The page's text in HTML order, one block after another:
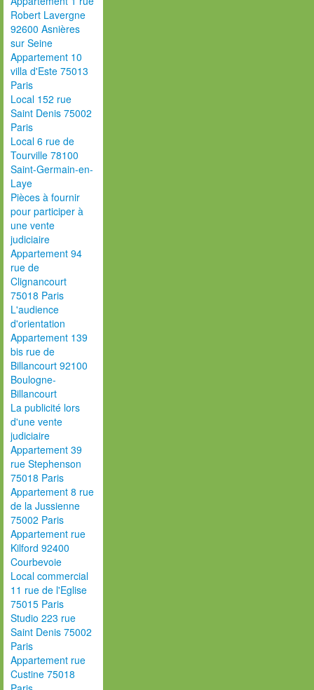
Robert Lavergne
92600 Asnières
sur Seine
Appartement 10
villa d'Este 75013
Paris
Local 152 rue
Saint Denis 75002
Paris
Local 6 rue de
Tourville 78100
Saint-Germain-en-
Laye
Pièces à fournir
pour participer à
une vente
judiciaire
Appartement 94
rue de
Clignancourt
75018 Paris
L'audience
d'orientation
Appartement 139
bis rue de
Billancourt 92100
Boulogne-
Billancourt
La publicité lors
d'une vente
judiciaire
Appartement 39
rue Stephenson
75018 Paris
Appartement 8 rue
de la Jussienne
75002 Paris
Appartement rue
Kilford 92400
Courbevoie
Local commercial
11 rue de l'Eglise
75015 Paris
Studio 223 rue
Saint Denis 75002
Paris
Appartement rue
Custine 75018